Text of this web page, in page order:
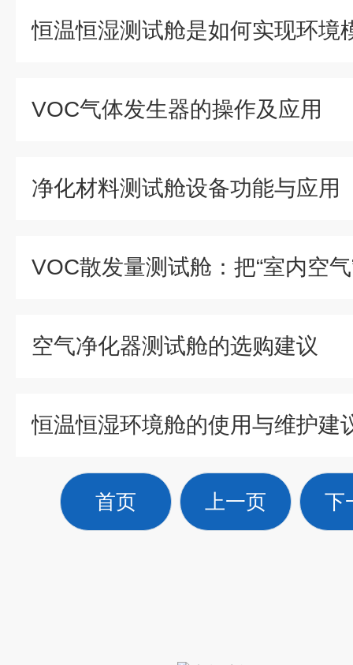
恒温恒湿测试舱是如何实现环境
VOC气体发生器的操作及应用
净化材料测试舱设备功能与应用
空气净化器测试舱的选购建议
恒温恒湿环境舱的使用与维护建
首页 上一页 下